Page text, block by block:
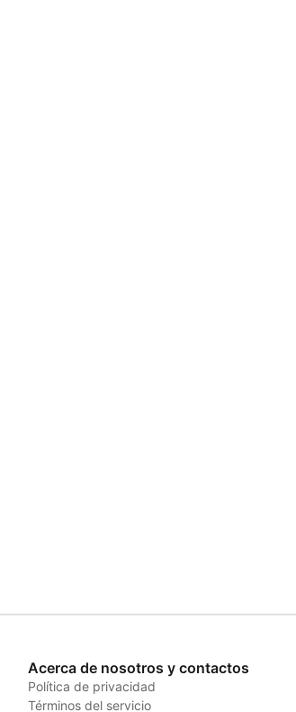
Acerca de nosotros y contactos
Política de privacidad
Términos del servicio